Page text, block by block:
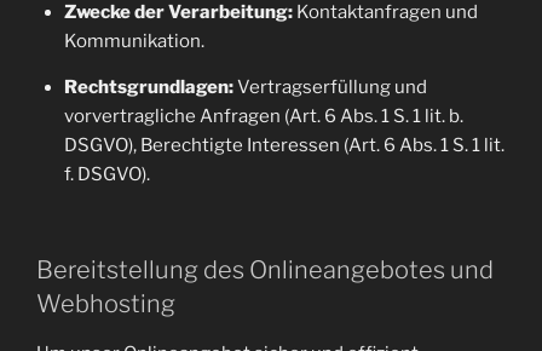
Zwecke der Verarbeitung:Kontaktanfragen und
Kommunikation.
Rechtsgrundlagen:Vertragserfüllung und
vorvertragliche Anfragen (Art. 6 Abs. 1 S. 1 lit. b.
DSGVO), Berechtigte Interessen (Art. 6 Abs. 1 S. 1 lit.
f. DSGVO).
Bereitstellung des Onlineangebotes und
Webhosting